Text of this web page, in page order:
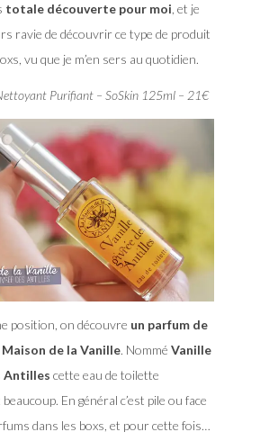
totale découverte pour moi , et je
ravie de découvrir ce type de produit
vu que je m’en sers au quotidien.
Purifiant – SoSkin 125ml – 21€
position, on découvre un parfum de
de la Vanille. Nommé Vanille
Antilles cette eau de toilette
En général c’est pile ou face
dans les boxs, et pour cette fois…